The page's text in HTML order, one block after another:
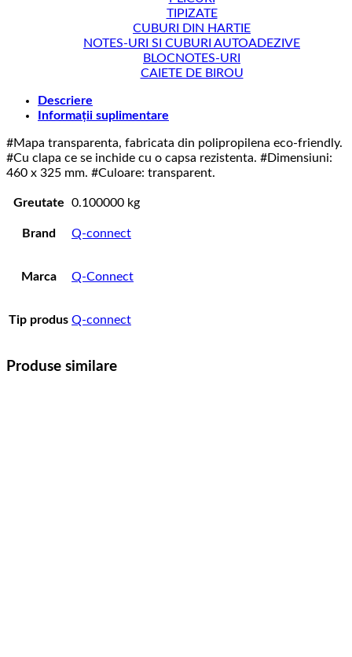
TIPIZATE
CUBURI DIN HARTIE
NOTES-URI SI CUBURI AUTOADEZIVE
BLOCNOTES-URI
CAIETE DE BIROU
Descriere
Informații suplimentare
#Mapa transparenta, fabricata din polipropilena eco-friendly.
#Cu clapa ce se inchide cu o capsa rezistenta. #Dimensiuni:
460 x 325 mm. #Culoare: transparent.
Greutate 0.100000 kg
Brand Q-connect
Marca Q-Connect
Tip produs Q-connect
Produse similare